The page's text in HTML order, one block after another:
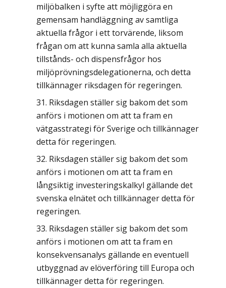
miljöbalken i syfte att möjliggöra en
gemensam handläggning av samtliga
aktuella frågor i ett torvärende, liksom
frågan om att kunna samla alla aktuella
tillstånds- och dispensfrågor hos
miljöprövningsdelegationerna, och detta
tillkännager riksdagen för regeringen.
Riksdagen ställer sig bakom det som
anförs i motionen om att ta fram en
vätgasstrategi för Sverige och tillkännager
detta för regeringen.
Riksdagen ställer sig bakom det som
anförs i motionen om att ta fram en
långsiktig investeringskalkyl gällande det
svenska elnätet och tillkännager detta för
regeringen.
Riksdagen ställer sig bakom det som
anförs i motionen om att ta fram en
konsekvensanalys gällande en eventuell
utbyggnad av elöverföring till Europa och
tillkännager detta för regeringen.